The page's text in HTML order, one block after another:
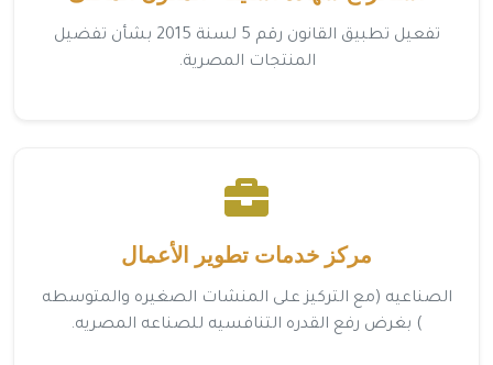
تفعيل تطبيق القانون رقم 5 لسنة 2015 بشأن تفضيل
المنتجات المصرية.
مركز خدمات تطوير الأعمال
الصناعيه (مع التركيز على المنشات الصغيره والمتوسطه
) بغرض رفع القدره التنافسيه للصناعه المصريه.